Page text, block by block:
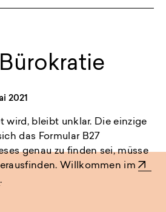
Kultur.
Dossier.
INSTAGRAM
FACEBOOK
BLUESKY
2021
wird, bleibt unklar. Die einzige
das Formular B27
genau zu finden sei, müsse
Willkommen im
.